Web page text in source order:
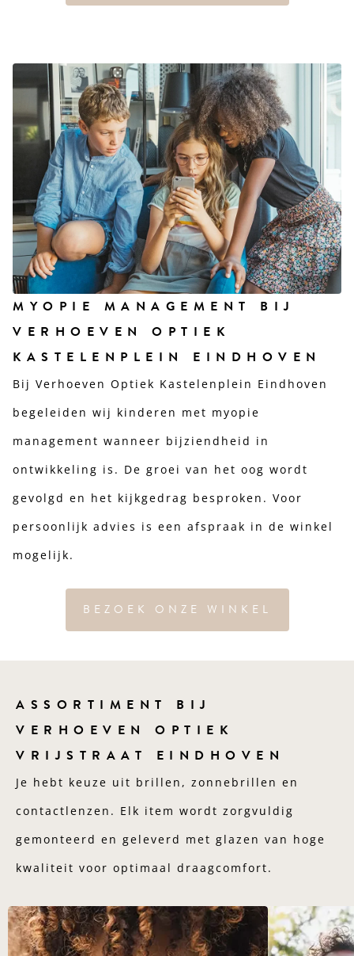
MYOPIE MANAGEMENT BIJ
VERHOEVEN OPTIEK
KASTELENPLEIN EINDHOVEN
Bij Verhoeven Optiek Kastelenplein Eindhoven
begeleiden wij kinderen met myopie
management wanneer bijziendheid in
ontwikkeling is. De groei van het oog wordt
gevolgd en het kijkgedrag besproken. Voor
persoonlijk advies is een afspraak in de winkel
mogelijk.
BEZOEK ONZE WINKEL
ASSORTIMENT BIJ
VERHOEVEN OPTIEK
VRIJSTRAAT EINDHOVEN
Je hebt keuze uit brillen, zonnebrillen en
contactlenzen. Elk item wordt zorgvuldig
gemonteerd en geleverd met glazen van hoge
kwaliteit voor optimaal draagcomfort.